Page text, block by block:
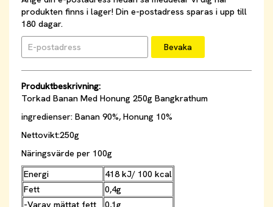
produkten finns i lager! Din e-postadress sparas i upp till
180 dagar.
Bevaka
Produktbeskrivning:
Torkad Banan Med Honung 250g Bangkrathum
ingredienser: Banan 90%, Honung 10%
Nettovikt:250g
Näringsvärde per 100g
Energi
418 kJ/ 100 kcal
Fett
0,4g
-Varav mättat fett
0,1g